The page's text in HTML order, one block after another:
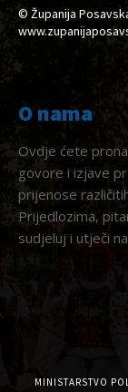
© Županija
O nama
Ovdje ćete
govore i izjave
prijenose
Prijedlozima,
sudjeluj i utječi
MINISTARSTVO